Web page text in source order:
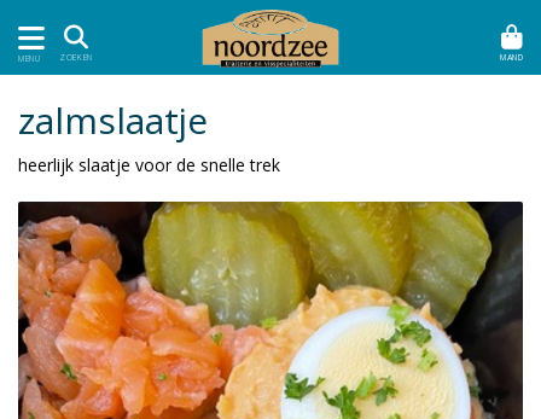
MENU ZOEKEN MAND
zalmslaatje
heerlijk slaatje voor de snelle trek